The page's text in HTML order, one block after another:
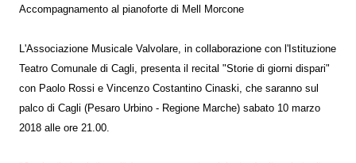
Accompagnamento al pianoforte di Mell Morcone
L'Associazione Musicale Valvolare, in collaborazione con l'Istituzione
Teatro Comunale di Cagli, presenta il recital "Storie di giorni dispari"
con Paolo Rossi e Vincenzo Costantino Cinaski, che saranno sul
palco di Cagli (Pesaro Urbino - Regione Marche) sabato 10 marzo
2018 alle ore 21.00.